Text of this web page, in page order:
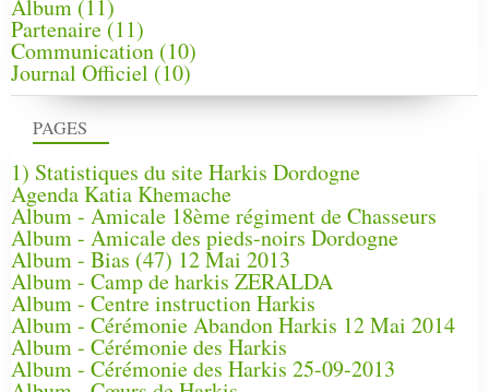
PAGES
1) Statistiques du site Harkis Dordogne
Agenda Katia Khemache
Album - Amicale 18ème régiment de Chasseurs
Album - Amicale des pieds-noirs Dordogne
Album - Bias (47) 12 Mai 2013
Album - Camp de harkis ZERALDA
Album - Centre instruction Harkis
Album - Cérémonie Abandon Harkis 12 Mai 2014
Album - Cérémonie des Harkis
Album - Cérémonie des Harkis 25-09-2013
Album (11)
Partenaire(11)
Communication (10)
Journal Officiel (10)